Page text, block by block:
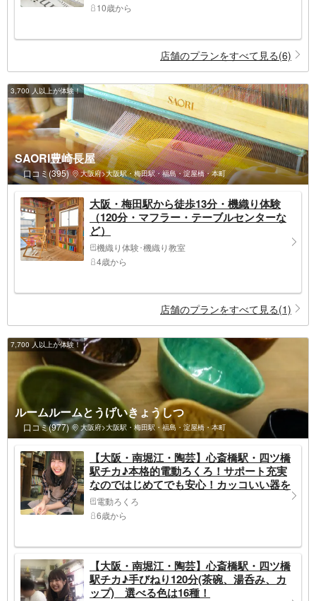
10歳から
店舗のプランをすべて見る(6)
3,700 人以上が体験！
SAORI豊崎長屋
口コミ(395) 大阪府>大阪駅・梅田駅・福島・淀屋橋・本町
大阪・梅田駅から徒歩13分・機織り体験
（120分・マフラー・テーブルセンターな
ど）
機織り体験･機織り教室
4歳から
店舗のプランをすべて見る(1)
7,700 人以上が体験！
ルームルームとうげいきょうしつ
口コミ(977) 大阪府>大阪駅・梅田駅・福島・淀屋橋・本町
【大阪・南堀江・陶芸】心斎橋駅・四ツ橋
駅チカ♪本格的電動ろくろ！サポート充実
なのではじめてでも安心！カッコいい器を
つくろう
電動ろくろ
6歳から
【大阪・南堀江・陶芸】心斎橋駅・四ツ橋
駅チカ♪手びねり120分(茶碗、湯呑み、カ
ップ) 選べる色は16種！